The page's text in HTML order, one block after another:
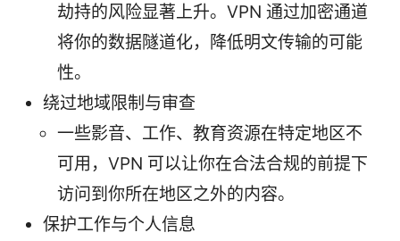
劫持的风险显著上升。VPN 通过加密通道
将你的数据隧道化，降低明文传输的可能
性。
绕过地域限制与审查
一些影音、工作、教育资源在特定地区不
可用，VPN 可以让你在合法合规的前提下
访问到你所在地区之外的内容。
保护工作与个人信息